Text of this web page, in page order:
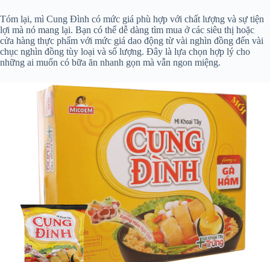
Tóm lại, mì Cung Đình có mức giá phù hợp với chất lượng và sự tiện
lợi mà nó mang lại. Bạn có thể dễ dàng tìm mua ở các siêu thị hoặc
cửa hàng thực phẩm với mức giá dao động từ vài nghìn đồng đến vài
chục nghìn đồng tùy loại và số lượng. Đây là lựa chọn hợp lý cho
những ai muốn có bữa ăn nhanh gọn mà vẫn ngon miệng.